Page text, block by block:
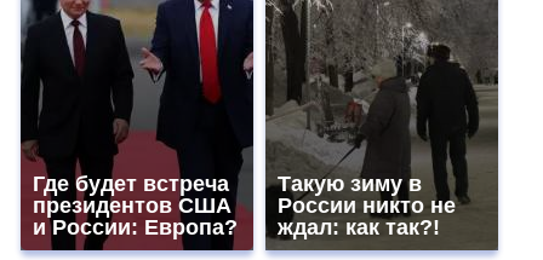
Где будет встреча
президентов США
и России: Европа?
Такую зиму в
России никто не
ждал: как так?!